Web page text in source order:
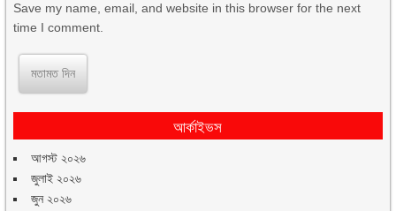
Save my name, email, and website in this browser for the next
time I comment.
আর্কাইভস
আগস্ট ২০২৬
জুলাই ২০২৬
জুন ২০২৬